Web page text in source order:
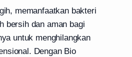
memanfaatkan bakteri
bersih dan aman bagi
untuk menghilangkan
Dengan Bio